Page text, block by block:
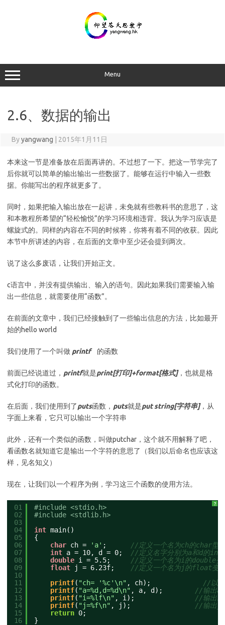
Menu
2.6、数据的输出
Byyangwang 2015年1月11日
本来这一节是准备放在后面再讲的。不过想了一下。把这一节学完了
后你就可以简单的输出输出一些数据了。能够在运行中输入一些数
据。你能写出的程序就更多了。
同时，如果把输入输出放在一起讲，未免就有些教科书的意思了，这
和本教程所希望的“轻松愉悦”的学习环境相违背。我认为学习应该是
螺旋式的。同样的内容在不同的时候将，你将有着不同的收获。因此
本节中所讲述的内容，在后面的文章中至少还会提到两次。
说了这么多废话，让我们开始正文。
c语言中，并没有提供输出、输入的语句。因此如果我们需要输入输
出一些信息，就需要使用“函数”。
在前面的文章中，我们已经接触到了一些输出信息的方法，比如最开
始的hello world
我们使用了一个叫做 printf 的函数
前面已经说道过， printf就是print[打印]+format[格式]，也就是格
式化打印的函数。
在后面，我们使用到了puts函数， puts就是put string[字符串]，从
字面上来看，它只可以输出一个字符串
此外，还有一个类似的函数，叫做putchar，这个就不用解释了吧，
看函数名就知道它是输出一个字符的意思了（我们以后命名也应该这
样，见名知义）
现在，让我们以一个程序为例，学习这三个函数的使用方法。
?
01
02
03
04
05
06
07
08
09
10
11
12
13
14
15
16
#include <stdio.h>
#include <stdlib.h>
int main()
{
char ch = 'a' ;
//定义一个名为ch的char型
int a = 10, d = 0;
//定义名字分别为a和d的int
double i = 5.5;
//定义一个名为i的double变
float
j = 6.23f;
//定义一个名为j的float变
printf( "ch= '%c'\n" , ch);
//以
printf( "a=%d,d=%d\n" , a, d);
//输出a
printf( "i=%lf\n" , i);
//输出i
printf( "j=%f\n" , j);
//输出j
return 0;
}